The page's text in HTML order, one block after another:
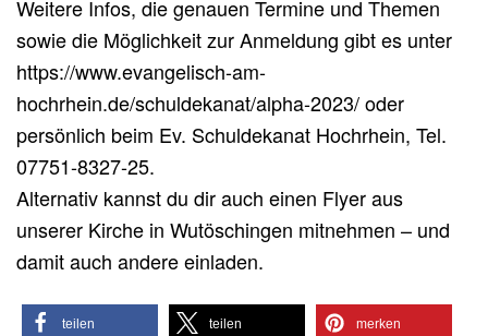
Weitere Infos, die genauen Termine und Themen
sowie die Möglichkeit zur Anmeldung gibt es unter
https://www.evangelisch-am-
hochrhein.de/schuldekanat/alpha-2023/ oder
persönlich beim Ev. Schuldekanat Hochrhein, Tel.
07751-8327-25.
Alternativ kannst du dir auch einen Flyer aus
unserer Kirche in Wutöschingen mitnehmen – und
damit auch andere einladen.
teilen teilen merken